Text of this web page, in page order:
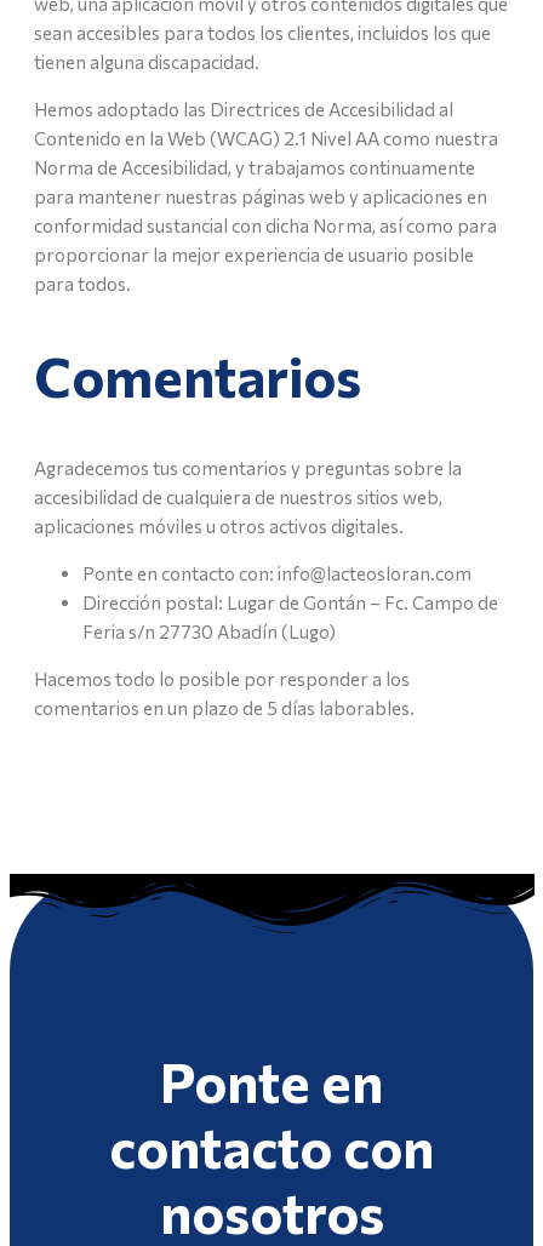
sean accesibles para todos los clientes, incluidos los que
tienen alguna discapacidad.
Hemos adoptado las Directrices de Accesibilidad al
Contenido en la Web (WCAG) 2.1 Nivel AA como nuestra
Norma de Accesibilidad, y trabajamos continuamente
para mantener nuestras páginas web y aplicaciones en
conformidad sustancial con dicha Norma, así como para
proporcionar la mejor experiencia de usuario posible
para todos.
Comentarios
Agradecemos tus comentarios y preguntas sobre la
accesibilidad de cualquiera de nuestros sitios web,
aplicaciones móviles u otros activos digitales.
Ponte en contacto con: info@lacteosloran.com
Dirección postal: Lugar de Gontán – Fc. Campo de
Feria s/n 27730 Abadín (Lugo)
Hacemos todo lo posible por responder a los
comentarios en un plazo de 5 días laborables.
Ponte en
contacto con
nosotros